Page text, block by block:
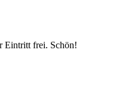
Eintritt frei. Schön!